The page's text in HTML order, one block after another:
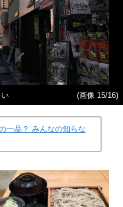
(画像 15/16)
一品？ みんなの知らな